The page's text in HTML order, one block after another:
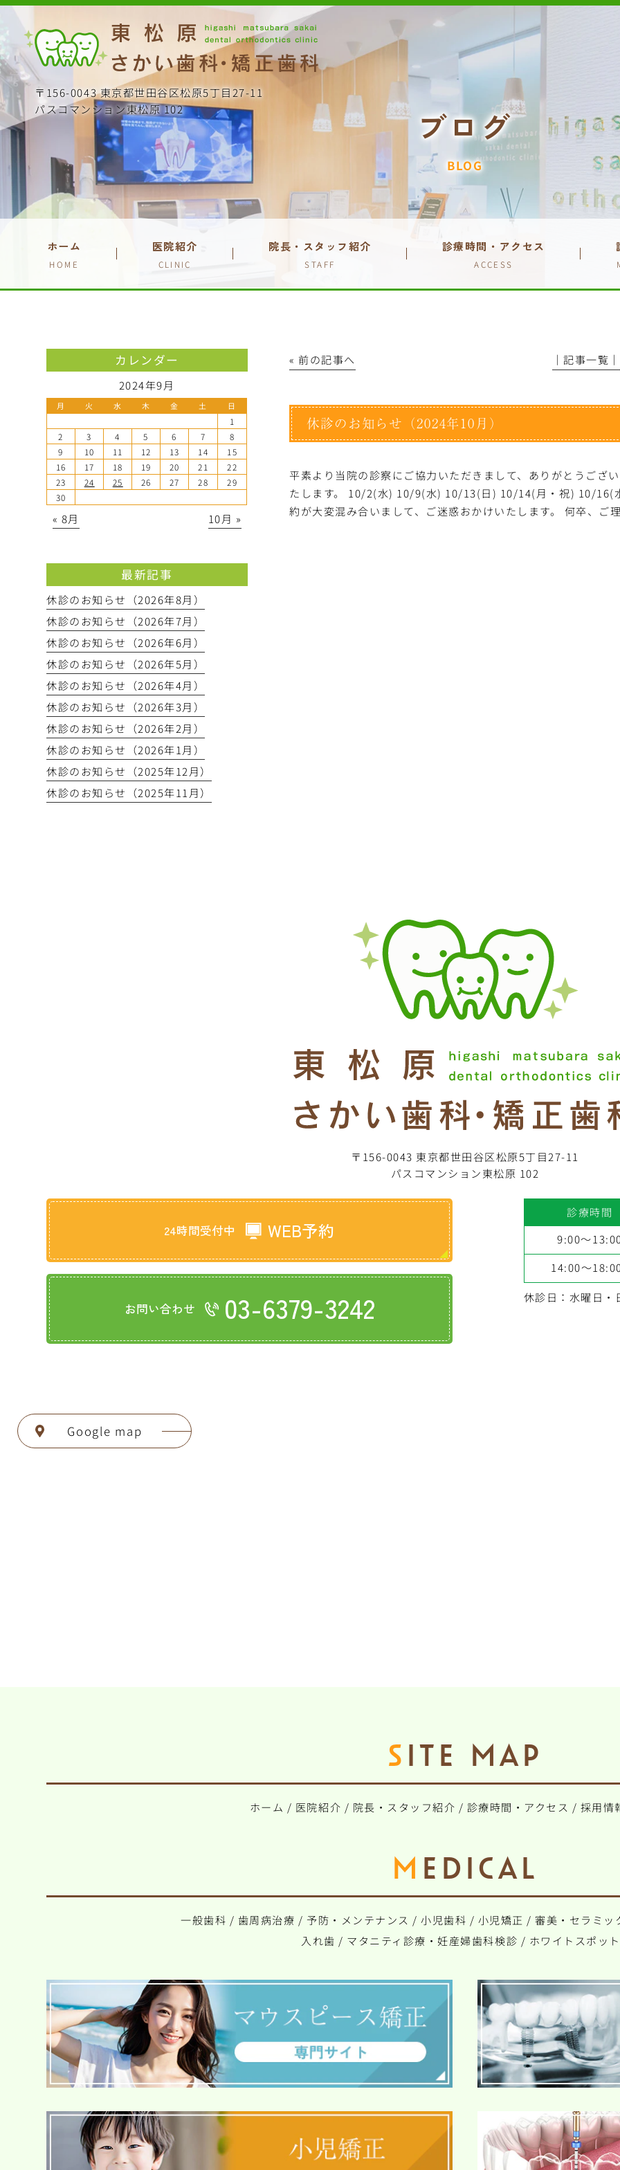
〒156-0043 東京都世田谷区松原5丁目27-11
パスコマンション東松原 102
ブログ
BLOG
ホーム
HOME
医院紹介
CLINIC
院長・スタッフ紹介
STAFF
診療時間・アクセス
ACCESS
« 前の記事へ │記事一覧│
休診のお知らせ（2024年10月）
平素より当院の診察にご協力いただきまして、ありがとうござ
たします。 10/2(水) 10/9(水) 10/13(日) 10/14(月・祝) 10/
約が大変混み合いまして、ご迷惑おかけいたします。 何卒、ご
カレンダー
2024年9月
月 火 水 木 金 土 日
1
2
3 4 5 6 7
8
9
10 11 12 13 14
15
16
17 18 19 20 21
22
23
24 25 26 27 28
29
30
« 8月 10月 »
最新記事
休診のお知らせ（2026年8月）
休診のお知らせ（2026年7月）
休診のお知らせ（2026年6月）
休診のお知らせ（2026年5月）
休診のお知らせ（2026年4月）
休診のお知らせ（2026年3月）
休診のお知らせ（2026年2月）
休診のお知らせ（2026年1月）
休診のお知らせ（2025年12月）
休診のお知らせ（2025年11月）
〒156-0043 東京都世田谷区松原5丁目27-11
パスコマンション東松原 102
24時間受付中 WEB予約
お問い合わせ 03-6379-3242
診療時間
9:00～
14:00～
休診日：水曜日・
Google map
SITE MAP
ホーム / 医院紹介 / 院長・スタッフ紹介 / 診療時間・アクセス / 採用情
MEDICAL
一般歯科 / 歯周病治療 / 予防・メンテナンス /小児歯科 / 小児矯正 /審美・セラミッ
入れ歯 / マタニティ診療・妊産婦歯科検診 / ホワイトスポット